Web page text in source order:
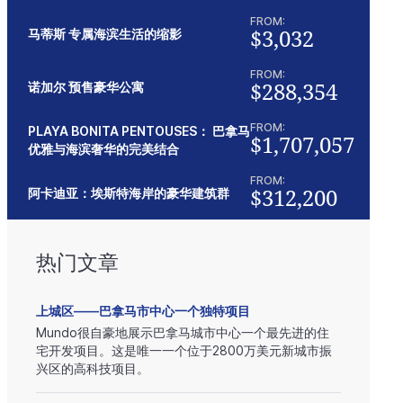
马蒂斯 专属海滨生活的缩影
FROM:
$3,032
诺加尔 预售豪华公寓
FROM:
$288,354
PLAYA BONITA PENTOUSES： 巴拿马
优雅与海滨奢华的完美结合
FROM:
$1,707,057
阿卡迪亚：埃斯特海岸的豪华建筑群
FROM:
$312,200
热门文章
上城区——巴拿马市中心一个独特项目
Mundo很自豪地展示巴拿马城市中心一个最先进的住
宅开发项目。这是唯一一个位于2800万美元新城市振
兴区的高科技项目。